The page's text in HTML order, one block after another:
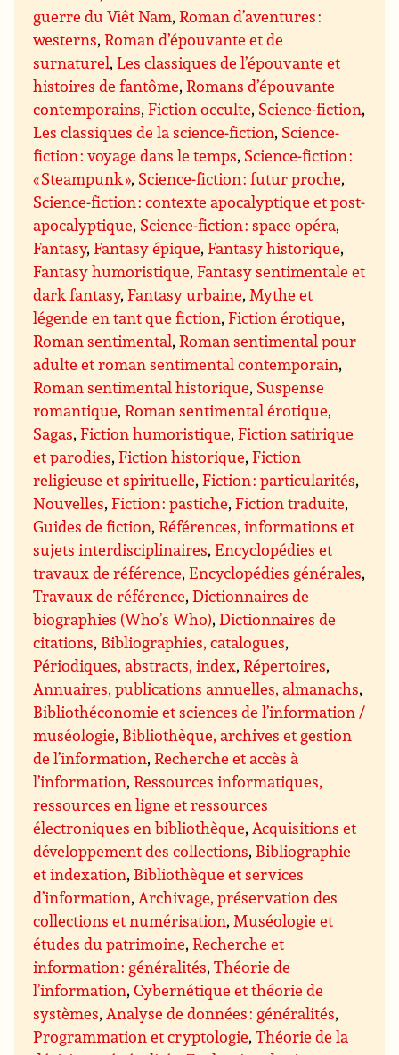
guerre du Viêt Nam,Roman d’aventures :
westerns,Roman d’épouvante et de
surnaturel,Les classiques de l’épouvante et
histoires de fantôme,Romans d’épouvante
contemporains,Fiction occulte, Science-fiction,
Les classiques de la science-fiction, Science-
fiction : voyage dans le temps, Science-fiction :
« Steampunk », Science-fiction : futur proche,
Science-fiction : contexte apocalyptique et post-
apocalyptique, Science-fiction : space opéra,
Fantasy,Fantasy épique,Fantasy historique,
Fantasy humoristique,Fantasy sentimentale et
dark fantasy,Fantasy urbaine,Mythe et
légende en tant que fiction,Fiction érotique,
Roman sentimental,Roman sentimental pour
adulte et roman sentimental contemporain,
Roman sentimental historique, Suspense
romantique,Roman sentimental érotique,
Sagas,Fiction humoristique,Fiction satirique
et parodies,Fiction historique,Fiction
religieuse et spirituelle,Fiction : particularités,
Nouvelles,Fiction : pastiche,Fiction traduite,
Guides de fiction,Références, informations et
sujets interdisciplinaires,Encyclopédies et
travaux de référence,Encyclopédies générales,
Travaux de référence,Dictionnaires de
biographies (Who’s Who),Dictionnaires de
citations, Bibliographies, catalogues,
Périodiques, abstracts, index,Répertoires,
Annuaires, publications annuelles, almanachs,
Bibliothéconomie et sciences de l’information /
muséologie, Bibliothèque, archives et gestion
de l’information,Recherche et accès à
l’information,Ressources informatiques,
ressources en ligne et ressources
électroniques en bibliothèque,Acquisitions et
développement des collections, Bibliographie
et indexation, Bibliothèque et services
d’information,Archivage, préservation des
collections et numérisation,Muséologie et
études du patrimoine,Recherche et
information : généralités,Théorie de
l’information,Cybernétique et théorie de
systèmes,Analyse de données : généralités,
Programmation et cryptologie,Théorie de la